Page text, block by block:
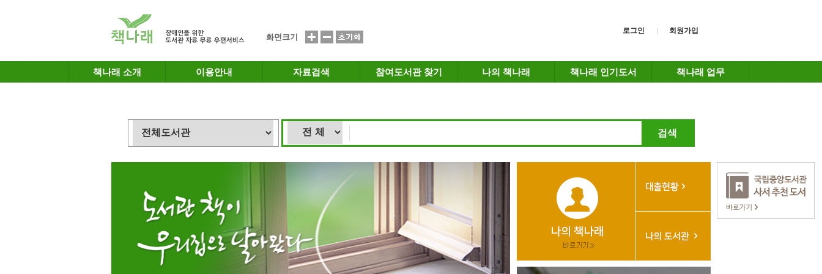
화면크기
로그인 회원가입
책나래 소개 이용안내 자료검색 참여도서관 찾기 나의 책나래 책나래 인기도서 책나래 업무
검색